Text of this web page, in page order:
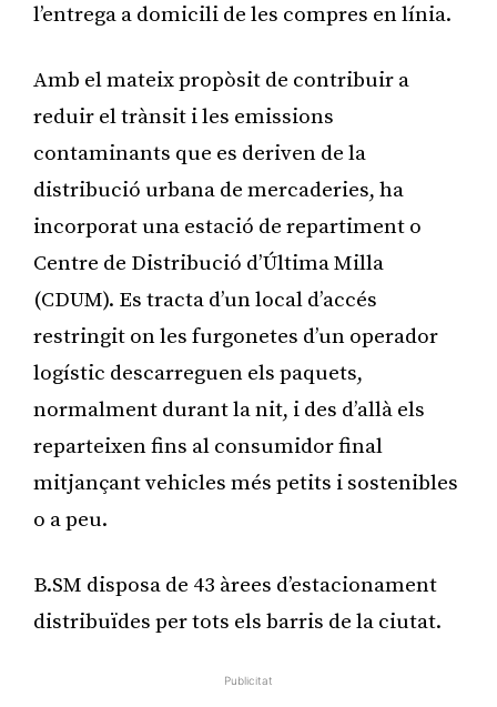
l’entrega a domicili de les compres en línia.
Amb el mateix propòsit de contribuir a
reduir el trànsit i les emissions
contaminants que es deriven de la
distribució urbana de mercaderies, ha
incorporat una estació de repartiment o
Centre de Distribució d’Última Milla
(CDUM). Es tracta d’un local d’accés
restringit on les furgonetes d’un operador
logístic descarreguen els paquets,
normalment durant la nit, i des d’allà els
reparteixen fins al consumidor final
mitjançant vehicles més petits i sostenibles
o a peu.
B.SM disposa de 43 àrees d’estacionament
distribuïdes per tots els barris de la ciutat.
Publicitat